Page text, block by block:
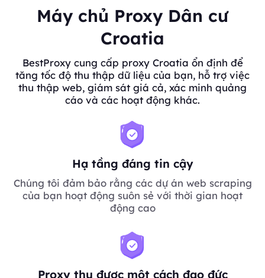
Máy chủ Proxy Dân cư
Croatia
BestProxy cung cấp proxy Croatia ổn định để
tăng tốc độ thu thập dữ liệu của bạn, hỗ trợ việc
thu thập web, giám sát giá cả, xác minh quảng
cáo và các hoạt động khác.
Hạ tầng đáng tin cậy
Chúng tôi đảm bảo rằng các dự án web scraping
của bạn hoạt động suôn sẻ với thời gian hoạt
động cao
Proxy thu được một cách đạo đức